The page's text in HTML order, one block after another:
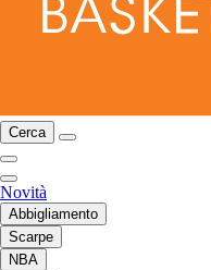
Cerca
Novità
Abbigliamento
Scarpe
NBA